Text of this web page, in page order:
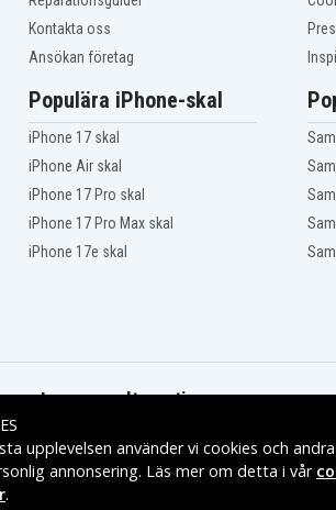
Kontakta oss
Ansökan företag
Populära iPhone-skal
iPhone 17 skal
iPhone Air skal
iPhone 17 Pro skal
iPhone 17 Pro Max skal
iPhone 17e skal
Leveransalternativ
upplevelsen använder vi cookies och
annonsering. Läs mer om detta i vår
.